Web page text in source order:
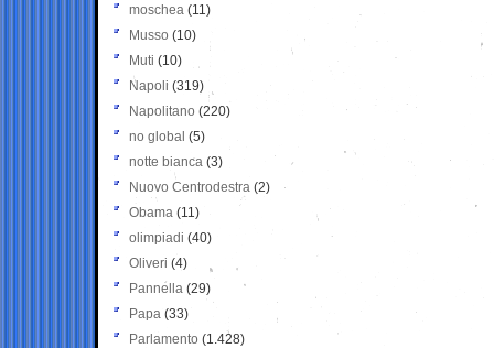
moschea (11)
Musso (10)
Muti (10)
Napoli (319)
Napolitano (220)
no global (5)
notte bianca (3)
Nuovo Centrodestra (2)
Obama (11)
olimpiadi (40)
Oliveri (4)
Pannella (29)
Papa (33)
Parlamento (1.428)